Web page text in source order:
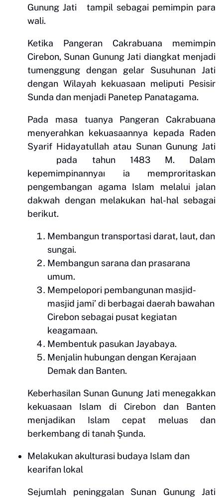
Gunung Jati tampil sebagai pemimpin para
wali.
Ketika Pangeran Cakrabuana memimpin
Cirebon, Sunan Gunung Jati diangkat menjadi
tumenggung dengan gelar Susuhunan Jati
dengan Wilayah kekuasaan meliputi Pesisir
Sunda dan menjadi Panetep Panatagama.
Pada masa tuanya Pangeran Cakrabuana
menyerahkan kekuasaannya kepada Raden
Syarif Hidayatullah atau Sunan Gunung Jati
pada tahun 1483 M. Dalam
kepemimpinannyaı ia memproritaskan
pengembangan agama Islam melalui jalan
dakwah dengan melakukan hal-hal sebagai
berikut.
Membangun transportasi darat, laut, dan
sungai.
Membangun sarana dan prasarana
umum.
Mempelopori pembangunan masjid-
masjid jami’ di berbagai daerah bawahan
Cirebon sebagai pusat kegiatan
keagamaan.
Membentuk pasukan Jayabaya.
Menjalin hubungan dengan Kerajaan
Demak dan Banten.
Keberhasilan Sunan Gunung Jati menegakkan
kekuasaan Islam di Cirebon dan Banten
menjadikan Islam cepat meluas dan
berkembang di tanah Şunda.
Melakukan akulturasi budaya Islam dan
kearifan lokal
Sejumlah peninggalan Sunan Gunung Jati